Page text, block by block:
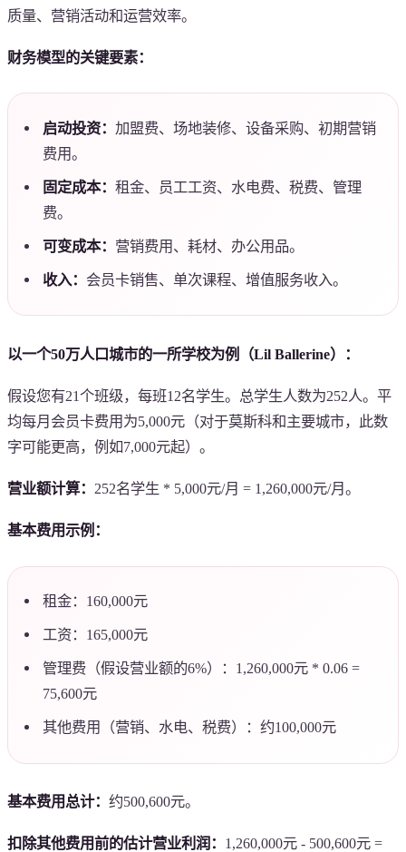
质量、营销活动和运营效率。
财务模型的关键要素：
启动投资： 加盟费、场地装修、设备采购、初期营销
费用。
固定成本： 租金、员工工资、水电费、税费、管理
费。
可变成本： 营销费用、耗材、办公用品。
收入： 会员卡销售、单次课程、增值服务收入。
以一个50万人口城市的一所学校为例（Lil Ballerine）：
假设您有21个班级，每班12名学生。总学生人数为252人。平
均每月会员卡费用为5,000元（对于莫斯科和主要城市，此数
字可能更高，例如7,000元起）。
营业额计算： 252名学生 * 5,000元/月 = 1,260,000元/月。
基本费用示例：
租金：160,000元
工资：165,000元
管理费（假设营业额的6%）：1,260,000元 * 0.06 =
75,600元
其他费用（营销、水电、税费）：约100,000元
基本费用总计： 约500,600元。
扣除其他费用前的估计营业利润： 1,260,000元 - 500,600元 =